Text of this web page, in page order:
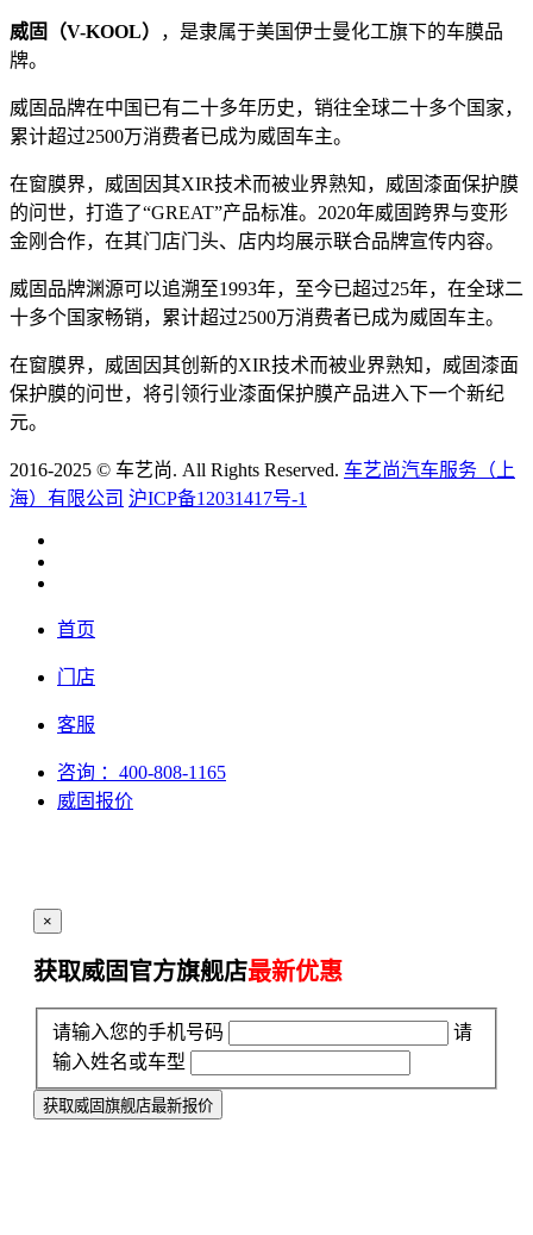
威固（V-KOOL）
，是隶属于美国伊士曼化工旗下的车膜品
牌。
威固品牌在中国已有二十多年历史，销往全球二十多个国家，
累计超过2500万消费者已成为威固车主。
在窗膜界，威固因其XIR技术而被业界熟知，威固漆面保护膜
的问世，打造了“GREAT”产品标准。2020年威固跨界与变形
金刚合作，在其门店门头、店内均展示联合品牌宣传内容。
威固品牌渊源可以追溯至1993年，至今已超过25年，在全球二
十多个国家畅销，累计超过2500万消费者已成为威固车主。
在窗膜界，威固因其创新的XIR技术而被业界熟知，威固漆面
保护膜的问世，将引领行业漆面保护膜产品进入下一个新纪
元。
2016-2025 © 车艺尚. All Rights Reserved. 车艺尚汽车服务（上
海）有限公司 沪ICP备12031417号-1
首页
门店
客服
咨询 ：400-808-1165
威固报价
×
获取威固官方旗舰店最新优惠
请输入您的手机号码
请
输入姓名或车型
获取威固旗舰店最新报价